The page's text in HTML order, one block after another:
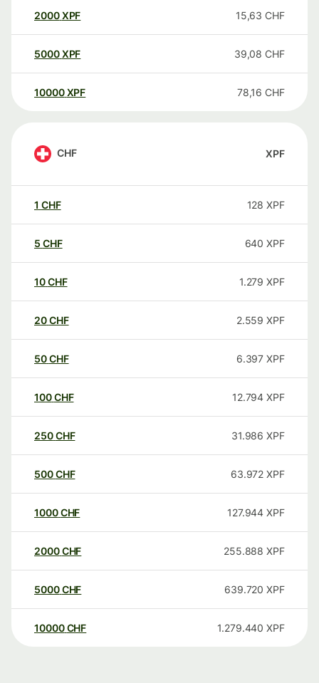
2000XPF 15,63 CHF
5000XPF 39,08 CHF
10000 XPF 78,16 CHF
CHF XPF
1 CHF 128 XPF
5 CHF 640 XPF
10CHF 1.279 XPF
20CHF 2.559 XPF
50CHF 6.397 XPF
100CHF 12.794 XPF
250CHF 31.986 XPF
500CHF 63.972 XPF
1000CHF 127.944 XPF
2000CHF 255.888 XPF
5000CHF 639.720 XPF
10000 CHF 1.279.440 XPF